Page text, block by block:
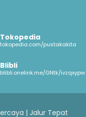
Tokopedia
tokopedia.com/pustakakita
Blibli
blibli.onelink.me/GNtk/ivzqxypw
| Jalur Tepat